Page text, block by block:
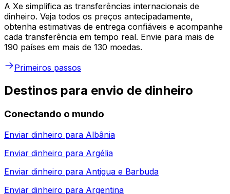
A Xe simplifica as transferências internacionais de
dinheiro. Veja todos os preços antecipadamente,
obtenha estimativas de entrega confiáveis e acompanhe
cada transferência em tempo real. Envie para mais de
190 países em mais de 130 moedas.
Primeiros passos
Destinos para envio de dinheiro
Conectando o mundo
Enviar dinheiro para Albânia
Enviar dinheiro para Argélia
Enviar dinheiro para Antigua e Barbuda
Enviar dinheiro para Argentina